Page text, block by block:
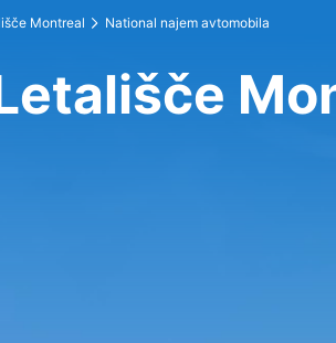
Montreal National najem avtomobila